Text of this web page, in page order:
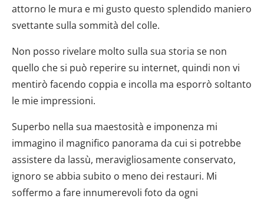
attorno le mura e mi gusto questo splendido maniero
svettante sulla sommità del colle.
Non posso rivelare molto sulla sua storia se non
quello che si può reperire su internet, quindi non vi
mentirò facendo coppia e incolla ma esporrò soltanto
le mie impressioni.
Superbo nella sua maestosità e imponenza mi
immagino il magnifico panorama da cui si potrebbe
assistere da lassù, meravigliosamente conservato,
ignoro se abbia subito o meno dei restauri. Mi
soffermo a fare innumerevoli foto da ogni